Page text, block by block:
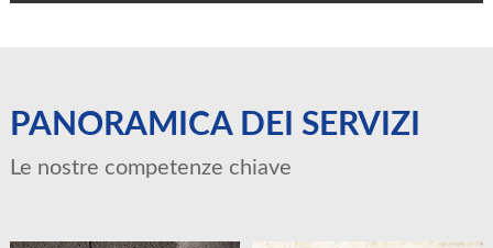
PANORAMICA DEI SERVIZI
Le nostre competenze chiave